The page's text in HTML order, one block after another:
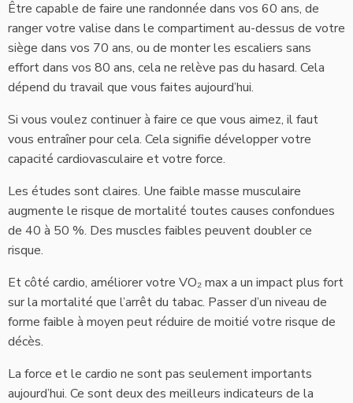
Être capable de faire une randonnée dans vos 60 ans, de
ranger votre valise dans le compartiment au-dessus de votre
siège dans vos 70 ans, ou de monter les escaliers sans
effort dans vos 80 ans, cela ne relève pas du hasard. Cela
dépend du travail que vous faites aujourd’hui.
Si vous voulez continuer à faire ce que vous aimez, il faut
vous entraîner pour cela. Cela signifie développer votre
capacité cardiovasculaire et votre force.
Les études sont claires. Une faible masse musculaire
augmente le risque de mortalité toutes causes confondues
de 40 à 50 %. Des muscles faibles peuvent doubler ce
risque.
Et côté cardio, améliorer votre VO₂ max a un impact plus fort
sur la mortalité que l’arrêt du tabac. Passer d’un niveau de
forme faible à moyen peut réduire de moitié votre risque de
décès.
La force et le cardio ne sont pas seulement importants
aujourd’hui. Ce sont deux des meilleurs indicateurs de la